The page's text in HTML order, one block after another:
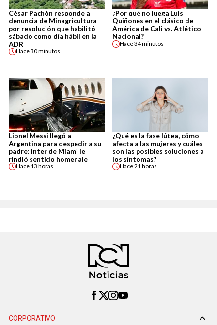
César Pachón responde a
denuncia de Minagricultura
por resolución que habilitó
sábado como día hábil en la
ADR
Hace30 minutos
¿Por qué no juega Luis
Quiñones en el clásico de
América de Cali vs. Atlético
Nacional?
Hace34 minutos
Lionel Messi llegó a
Argentina para despedir a su
padre: Inter de Miami le
rindió sentido homenaje
Hace 13 horas
¿Qué es la fase lútea, cómo
afecta a las mujeres y cuáles
son las posibles soluciones a
los síntomas?
Hace21 horas
CORPORATIVO